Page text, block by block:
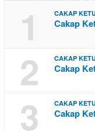
1 CAKAP
Cakap
2 CAKAP
Cakap
3 CAKAP
Cakap